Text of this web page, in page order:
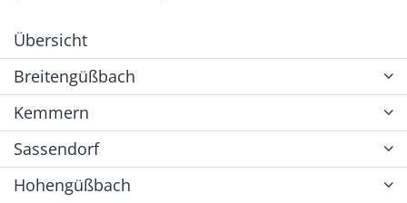
Übersicht
Breitengüßbach
Kemmern
Sassendorf
Hohengüßbach